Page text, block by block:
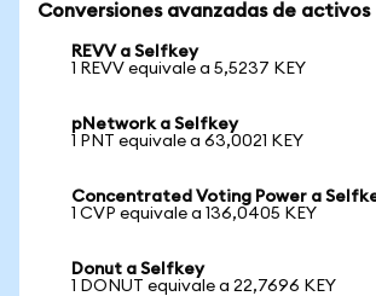
Conversiones avanzadas de activos
REVV a Selfkey
1 REVV equivale a 5,5237 KEY
pNetwork a Selfkey
1 PNT equivale a 63,0021 KEY
Concentrated Voting Power a
1 CVP equivale a 136,0405 KEY
Donut a Selfkey
1 DONUT equivale a 22,7696 KEY